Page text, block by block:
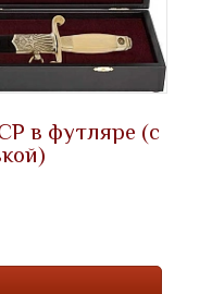
в футляре (с